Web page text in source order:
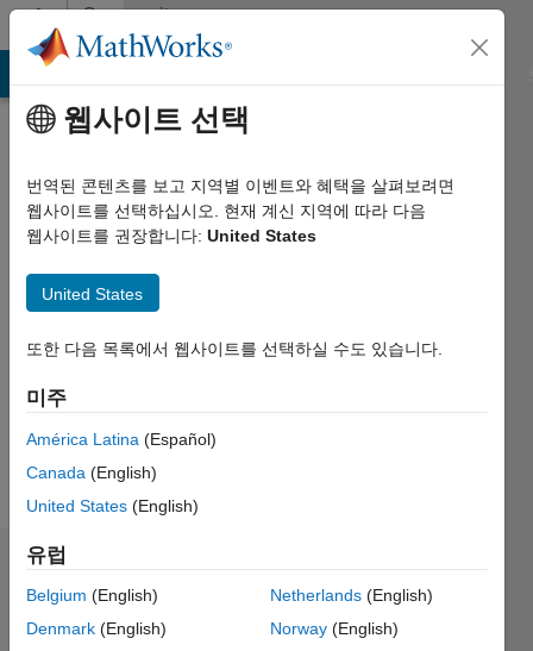
콘텐츠로 바로 가기
Community
Profile
Ali
Follow
추천
Please
웹사이트 선택
번역된 콘텐츠를 보고 지역별 이벤트와 혜택을 살펴보려면
웹사이트를 선택하십시오. 현재 계신 지역에 따라 다음
웹사이트를 권장합니다: United States
United States
또한 다음 목록에서 웹사이트를 선택하실 수도 있습니다.
미주
América Latina (Español)
Canada (English)
United States (English)
유럽
Belgium (English)
Denmark (English)
Netherlands(English)
Norway(English)